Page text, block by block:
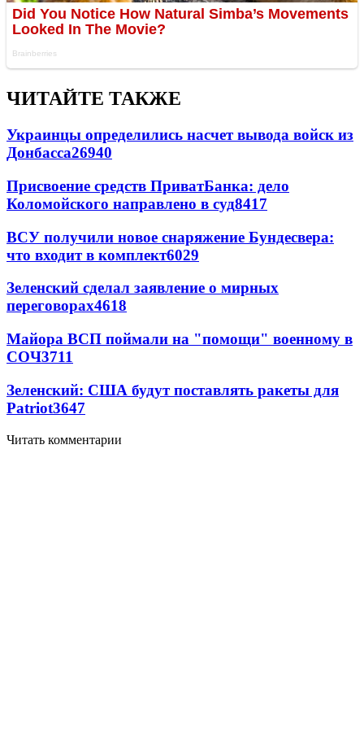
ЧИТАЙТЕ ТАКЖЕ
Украинцы определились насчет вывода войск из
Донбасса26940
Присвоение средств ПриватБанка: дело
Коломойского направлено в суд8417
ВСУ получили новое снаряжение Бундесвера:
что входит в комплект6029
Зеленский сделал заявление о мирных
переговорах4618
Майора ВСП поймали на "помощи" военному в
СОЧ3711
Зеленский: США будут поставлять ракеты для
Patriot3647
Читать комментарии